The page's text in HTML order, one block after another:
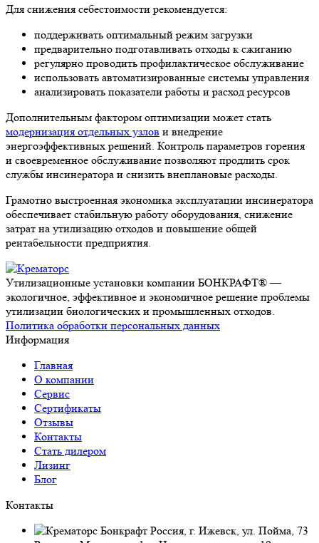
Для снижения себестоимости рекомендуется:
поддерживать оптимальный режим загрузки
предварительно подготавливать отходы к сжиганию
регулярно проводить профилактическое обслуживание
использовать автоматизированные системы управления
анализировать показатели работы и расход ресурсов
Дополнительным фактором оптимизации может стать
модернизация отдельных узлов и внедрение
энергоэффективных решений. Контроль параметров горения
и своевременное обслуживание позволяют продлить срок
службы инсинератора и снизить внеплановые расходы.
Грамотно выстроенная экономика эксплуатации инсинератора
обеспечивает стабильную работу оборудования, снижение
затрат на утилизацию отходов и повышение общей
рентабельности предприятия.
Утилизационные установки компании БОНКРАФТ® —
экологичное, эффективное и экономичное решение проблемы
утилизации биологических и промышленных отходов.
Политика обработки персональных данных
Информация
Главная
О компании
Сервис
Сертификаты
Отзывы
Контакты
Стать дилером
Лизинг
Блог
Контакты
Россия, г. Ижевск, ул. Пойма, 73